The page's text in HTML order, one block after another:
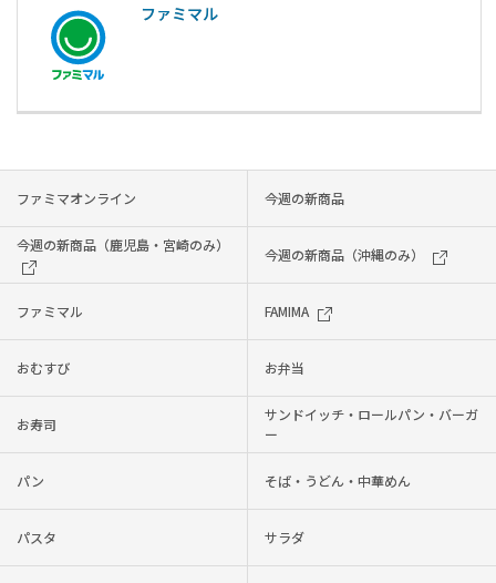
ファミマル
ファミマオンライン 今週の新商品
今週の新商品（鹿児島・宮崎のみ）
今週の新商品（沖縄のみ）
ファミマル FAMIMA
おむすび お弁当
お寿司
サンドイッチ・ロールパン・バーガ
ー
パン そば・うどん・中華めん
パスタ サラダ